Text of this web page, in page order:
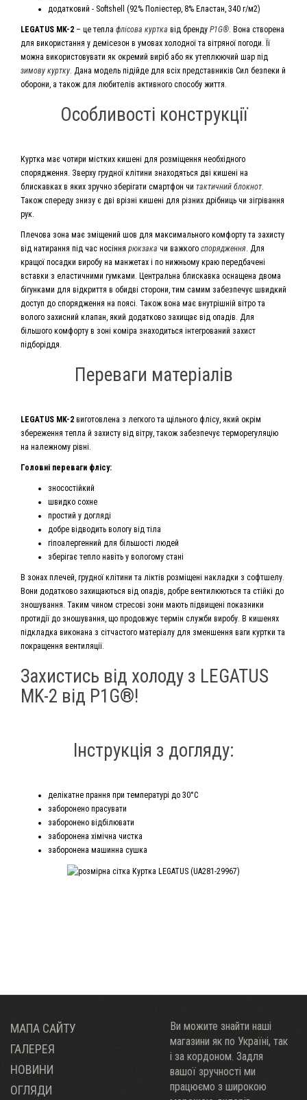
додатковий - Softshell (92% Поліестер, 8% Еластан, 340 г/м2)
LEGATUS MK-2 – це тепла флісова куртка від бренду P1G®. Вона створена
для використання у демісезон в умовах холодної та вітряної погоди. Її
можна використовувати як окремий виріб або як утеплюючий шар під
зимову куртку. Дана модель підійде для всіх представників Сил безпеки й
оборони, а також для любителів активного способу життя.
Особливості конструкції
Куртка має чотири містких кишені для розміщення необхідного
спорядження. Зверху грудної клітини знаходяться дві кишені на
блискавках в яких зручно зберігати смартфон чи тактичний блокнот.
Також спереду знизу є дві врізні кишені для різних дрібниць чи зігрівання
рук.
Плечова зона має зміщений шов для максимального комфорту та захисту
від натирання під час носіння рюкзака чи важкого спорядження. Для
кращої посадки виробу на манжетах і по нижньому краю передбачені
вставки з еластичними гумками. Центральна блискавка оснащена двома
бігунками для відкриття в обидві сторони, тим самим забезпечує швидкий
доступ до спорядження на поясі. Також вона має внутрішній вітро та
волого захисний клапан, який додатково захищає від опадів. Для
більшого комфорту в зоні коміра знаходиться інтегрований захист
підборіддя.
Переваги матеріалів
LEGATUS MK-2 виготовлена з легкого та щільного флісу, який окрім
збереження тепла й захисту від вітру, також забезпечує терморегуляцію
на належному рівні.
Головні переваги флісу:
зносостійкий
швидко сохне
простий у догляді
добре відводить вологу від тіла
гіпоалергенний для більшості людей
зберігає тепло навіть у вологому стані
В зонах плечей, грудної клітини та ліктів розміщені накладки з софтшелу.
Вони додатково захищаються від опадів, добре вентилюються та стійкі до
зношування. Таким чином стресові зони мають підвищені показники
протидії до зношування, що продовжує термін служби виробу. В кишенях
підкладка виконана з сітчастого матеріалу для зменшення ваги куртки та
покращення вентиляції.
Захистись від холоду з LEGATUS
MK-2 від P1G®!
Інструкція з догляду:
делікатне прання при температурі до 30°С
заборонено прасувати
заборонено відбілювати
заборонена хімічна чистка
заборонена машинна сушка
МАПА САЙТУ
ГАЛЕРЕЯ
НОВИНИ
ОГЛЯДИ
Ви можите знайти наші
магазини як по Украïні, так
і за кордоном. Задля
вашої зручності ми
працюємо з широкою